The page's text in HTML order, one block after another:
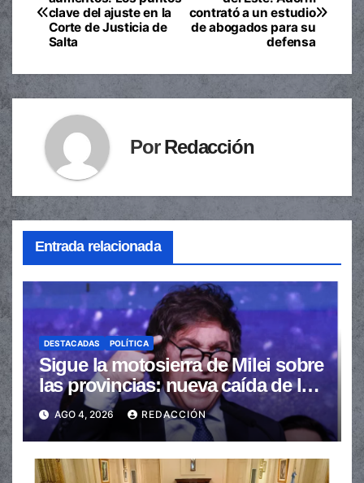
de
contrató a un estudio
de abogados para su
defensa
clave del ajuste en la
Corte de Justicia de
Salta
PorRedacción
Entrada relacionada
DESTACADAS POLÍTICA
Sigue la motosierra de Milei sobre
las provincias: nueva caída de las
transferencias no automáticas
AGO 4, 2026 REDACCIÓN